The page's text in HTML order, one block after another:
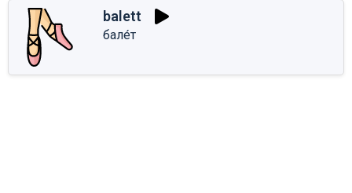
balett
бале́т